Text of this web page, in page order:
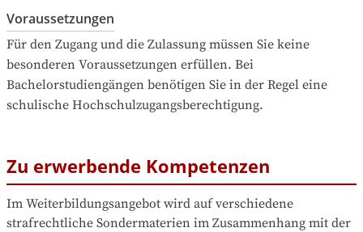
Voraussetzungen
Für den Zugang und die Zulassung müssen Sie keine
besonderen Voraussetzungen erfüllen. Bei
Bachelorstudiengängen benötigen Sie in der Regel eine
schulische Hochschulzugangsberechtigung.
Zu erwerbende Kompetenzen
Im Weiterbildungsangebot wird auf verschiedene
strafrechtliche Sondermaterien im Zusammenhang mit der